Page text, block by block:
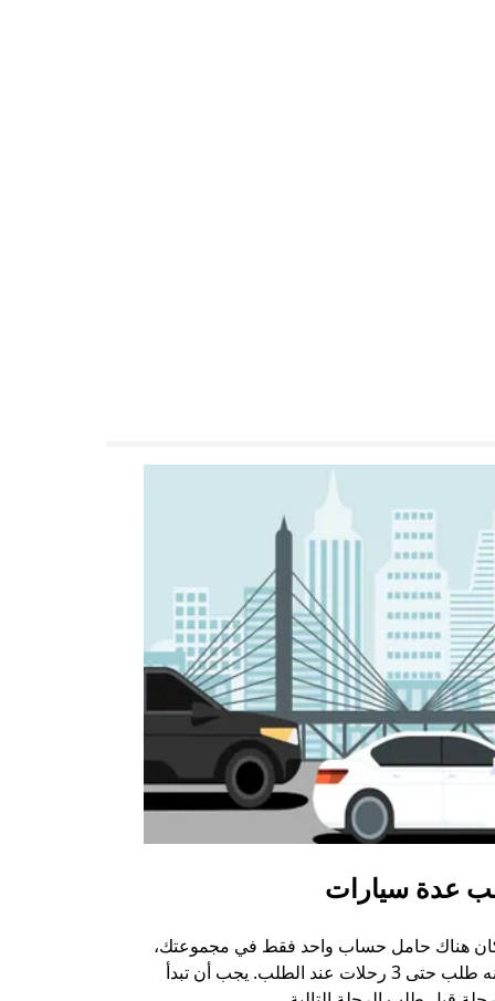
عدة سيارات
كان هناك حامل حساب واحد فقط في مجموعتك،
يمكنه طلب حتى 3 رحلات عند الطلب. يجب أن تبدأ